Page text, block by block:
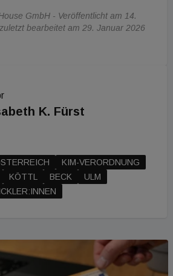
GmbH - Veröffentlicht am 14.
bearbeitet am 29. Januar 2026
K. Fürst
KIM-VERORDNUNG
KÖTTL BECK
ULM